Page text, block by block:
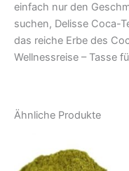
einfach nur den
suchen, Delisse Coca-
das reiche Erbe des
Wellnessreise – Tasse
Ähnliche Produkte